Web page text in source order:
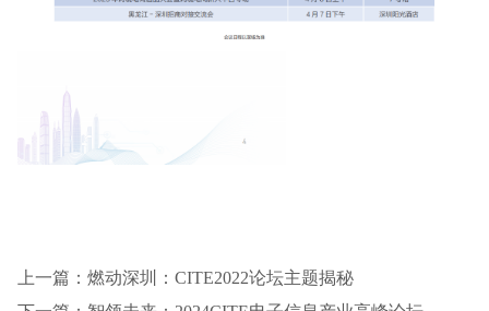
上一篇：燃动深圳：CITE2022论坛主题揭秘